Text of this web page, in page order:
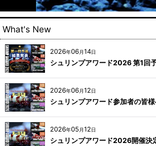
What's New
2026年06月14日
シュリンプアワード2026 第1回
2026年06月12日
シュリンプアワード参加者の皆
2026年05 月12日
シュリンプアワード2026開催決